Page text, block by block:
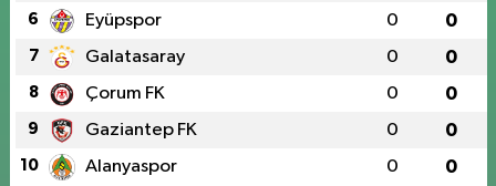
6 Eyüpspor 0 0
7 Galatasaray 0 0
8 Çorum FK 0 0
9 Gaziantep FK 0 0
10 Alanyaspor 0 0